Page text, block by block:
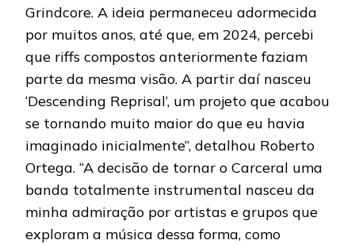
Grindcore. A ideia permaneceu adormecida
por muitos anos, até que, em 2024, percebi
que riffs compostos anteriormente faziam
parte da mesma visão. A partir daí nasceu
‘Descending Reprisal’, um projeto que acabou
se tornando muito maior do que eu havia
imaginado inicialmente”, detalhou Roberto
Ortega. “A decisão de tornar o Carceral uma
banda totalmente instrumental nasceu da
minha admiração por artistas e grupos que
exploram a música dessa forma, como